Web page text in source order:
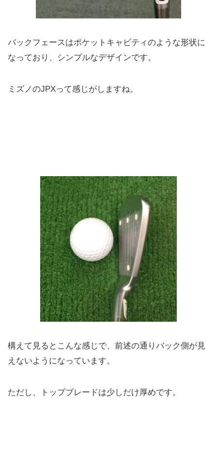
バックフェースはポケットキャビティのような形状に
なっており、シンプルなデザインです。
ミズノのJPXって感じがしますね。
構えて見るとこんな感じで、前述の通りバック側が見
えないようになっています。
ただし、トップブレードは少しだけ厚めです。